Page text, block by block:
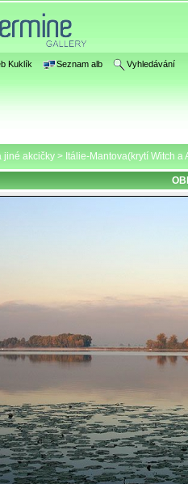
Kuklík Seznam alb Vyhledávání
jiné akcičky > Itálie-Mantova(krytí Witch a